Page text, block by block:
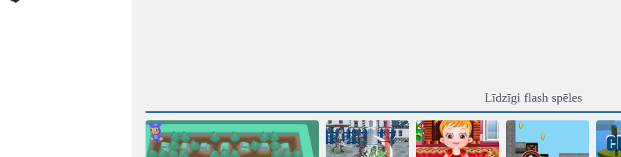
Līdzīgi flash spēles